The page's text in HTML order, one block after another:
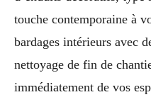
touche contemporaine à
bardages intérieurs avec
nettoyage de fin de
immédiatement de vos